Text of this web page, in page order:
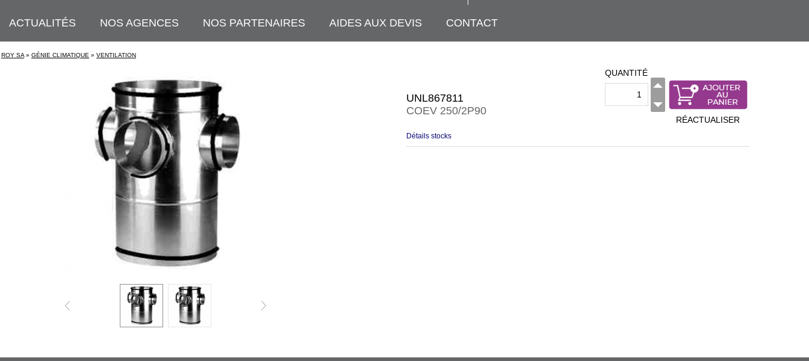
ACTUALITÉS NOS AGENCES NOS PARTENAIRES AIDES AUX DEVIS CONTACT
ROY SA » GÉNIE CLIMATIQUE » VENTILATION
UNL867811
COEV 250/2P90
QUANTITÉ
RÉACTUALISER
Détails stocks